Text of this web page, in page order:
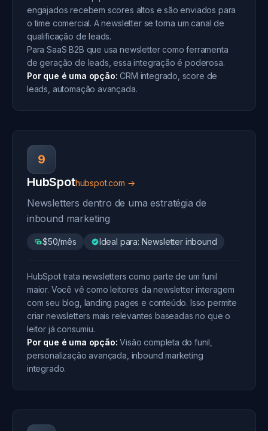
engajados recebem scores altos e são enviados para
o time comercial. A newsletter se torna um canal de
qualificação de leads.
Para SaaS B2B que usa newsletter como ferramenta
de geração de leads, essa integração é poderosa.
Por que é uma opção: CRM integrado, score de
leads, automação avançada.
9
HubSpothubspot.com →
Newsletters dentro de uma estratégia de
inbound marketing
$50/mês Ideal para: Newsletter inbound
HubSpot trata newsletters como parte de um funil
maior. Você vê como leitores da newsletter interagem
com seu blog, landing pages e conteúdo. Isso permite
criar newsletters mais relevantes baseadas no que o
leitor já consumiu.
Por que é uma opção: Visão completa do funil,
personalização avançada, inbound marketing
integrado.